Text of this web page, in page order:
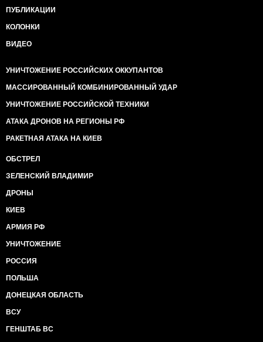
ПУБЛИКАЦИИ
КОЛОНКИ
ВИДЕО
УНИЧТОЖЕНИЕ РОССИЙСКИХ ОККУПАНТОВ
МАССИРОВАННЫЙ КОМБИНИРОВАННЫЙ УДАР
УНИЧТОЖЕНИЕ РОССИЙСКОЙ ТЕХНИКИ
АТАКА ДРОНОВ НА РЕГИОНЫ РФ
РАКЕТНАЯ АТАКА НА КИЕВ
ОБСТРЕЛ
ЗЕЛЕНСКИЙ ВЛАДИМИР
ДРОНЫ
КИЕВ
АРМИЯ РФ
УНИЧТОЖЕНИЕ
РОССИЯ
ПОЛЬША
ДОНЕЦКАЯ ОБЛАСТЬ
ВСУ
ГЕНШТАБ ВС